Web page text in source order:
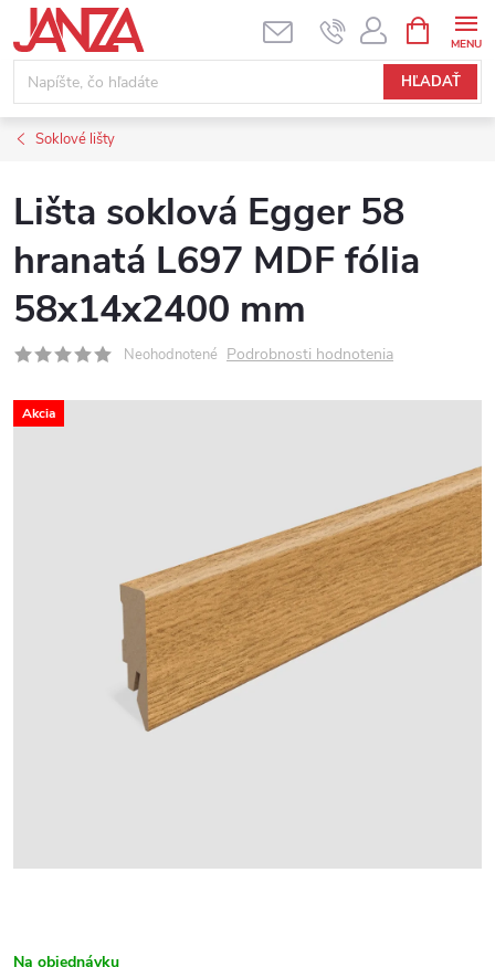
Prejsť na obsah
HĽADAŤ
Soklové lišty
Lišta soklová Egger 58
hranatá L697 MDF fólia
58x14x2400 mm
Neohodnotené Podrobnosti hodnotenia
Akcia
Na objednávku